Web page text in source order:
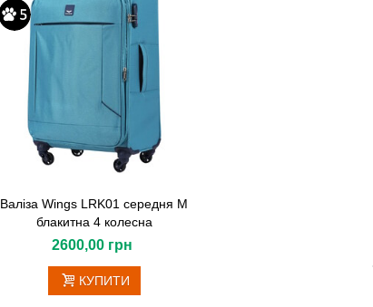
Валіза Wings LRK01 середня M
блакитна 4 колесна
2600,00 грн
КУПИТИ